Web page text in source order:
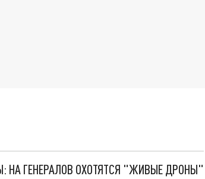
НА ГЕНЕРАЛОВ ОХОТЯТСЯ "ЖИВЫЕ ДРОНЫ"